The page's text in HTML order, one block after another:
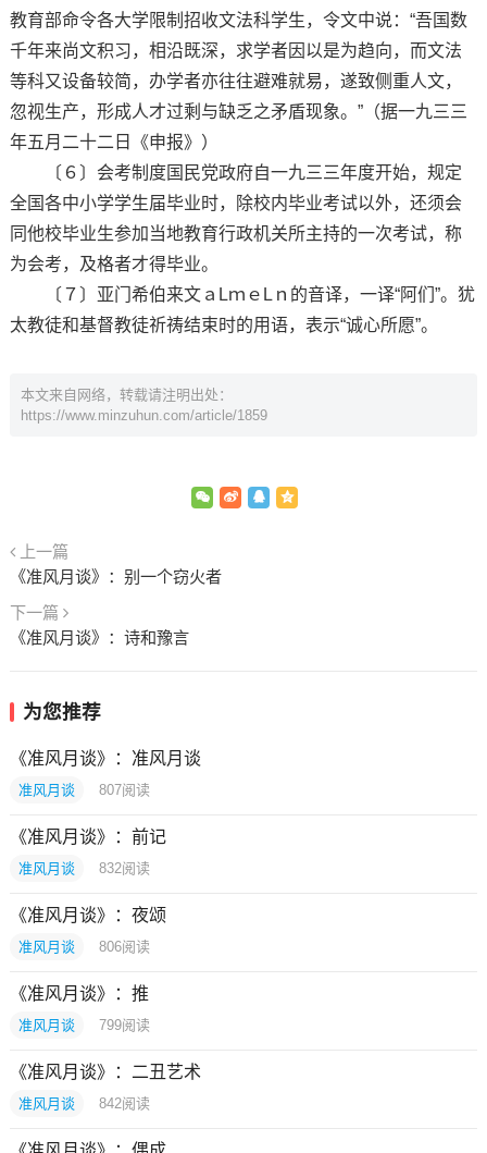
教育部命令各大学限制招收文法科学生，令文中说：“吾国数
千年来尚文积习，相沿既深，求学者因以是为趋向，而文法
等科又设备较简，办学者亦往往避难就易，遂致侧重人文，
忽视生产，形成人才过剩与缺乏之矛盾现象。”（据一九三三
年五月二十二日《申报》）
〔６〕会考制度国民党政府自一九三三年度开始，规定
全国各中小学学生届毕业时，除校内毕业考试以外，还须会
同他校毕业生参加当地教育行政机关所主持的一次考试，称
为会考，及格者才得毕业。
〔７〕亚门希伯来文ａLｍｅLｎ的音译，一译“阿们”。犹
太教徒和基督教徒祈祷结束时的用语，表示“诚心所愿”。
本文来自网络，转载请注明出处：
https://www.minzuhun.com/article/1859
上一篇
《准风月谈》：别一个窃火者
下一篇
《准风月谈》：诗和豫言
为您推荐
《准风月谈》：准风月谈
准风月谈 807阅读
《准风月谈》：前记
准风月谈 832阅读
《准风月谈》：夜颂
准风月谈 806阅读
《准风月谈》：推
准风月谈 799阅读
《准风月谈》：二丑艺术
准风月谈 842阅读